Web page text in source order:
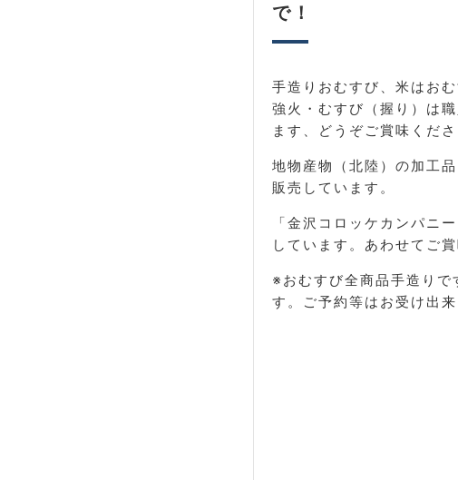
で！
手造りおむすび、米はお
強火・むすび（握り）は
ます、どうぞご賞味くださ
地物産物（北陸）の加工
販売しています。
「金沢コロッケカンパニ
しています。あわせてご賞
※おむすび全商品手造りで
す。ご予約等はお受け出